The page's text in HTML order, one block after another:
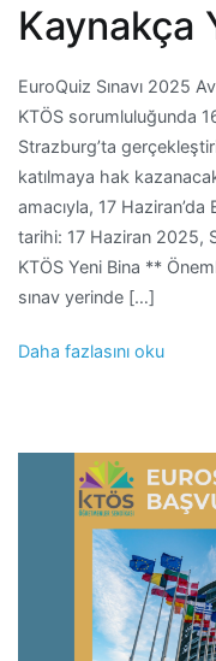
Kaynakça
EuroQuiz Sınavı 2025
KTÖS sorumluluğunda
Strazburg’ta
katılmaya hak
amacıyla, 17 Haziran’da
tarihi: 17 Haziran 2025,
KTÖS Yeni Bina **
sınav yerinde […]
Daha fazlasını oku